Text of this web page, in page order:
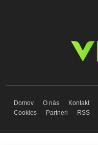
Domov O nás Kontakt
Cookies
Partneri RSS